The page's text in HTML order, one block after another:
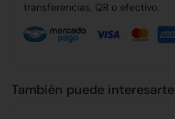
transferencias, QR o efectivo.
También puede interesarte